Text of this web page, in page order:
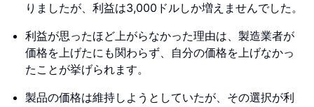
りましたが、利益は3,000ドルしか増えませんでした。
利益が思ったほど上がらなかった理由は、製造業者が
価格を上げたにも関わらず、自分の価格を上げなかっ
たことが挙げられます。
製品の価格は維持しようとしていたが、その選択が利